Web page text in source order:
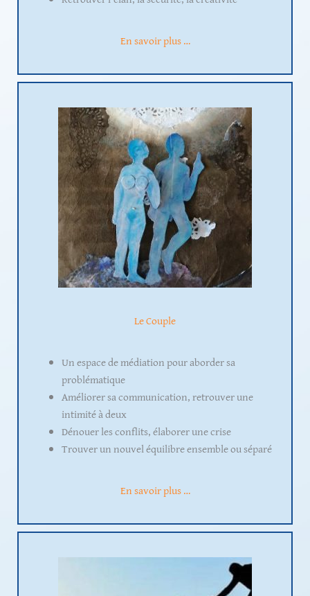
En savoir plus …
Le Couple
Un espace de médiation pour aborder sa
problématique
Améliorer sa communication, retrouver une
intimité à deux
Dénouer les conflits, élaborer une crise
Trouver un nouvel équilibre ensemble ou séparé
En savoir plus …